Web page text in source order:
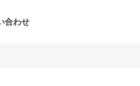
合わせ